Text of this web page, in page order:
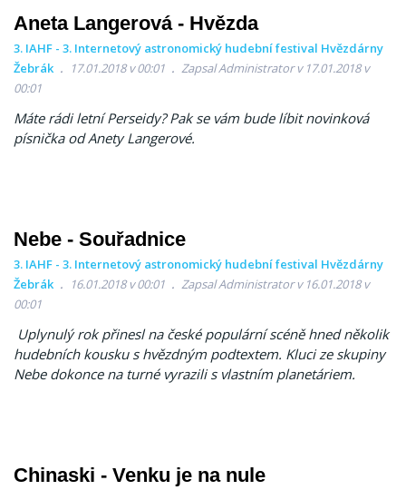
Aneta Langerová - Hvězda
3. IAHF - 3. Internetový astronomický hudební festival Hvězdárny
Žebrák
17.01.2018 v 00:01
Zapsal Administrator v 17.01.2018 v
00:01
Máte rádi letní Perseidy? Pak se vám bude líbit novinková
písnička od Anety Langerové.
Nebe - Souřadnice
3. IAHF - 3. Internetový astronomický hudební festival Hvězdárny
Žebrák
16.01.2018 v 00:01
Zapsal Administrator v 16.01.2018 v
00:01
Uplynulý rok přinesl na české populární scéně hned několik
hudebních kousku s hvězdným podtextem. Kluci ze skupiny
Nebe dokonce na turné vyrazili s vlastním planetáriem.
Chinaski - Venku je na nule